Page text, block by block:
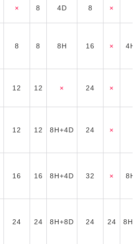
× 8 4D 8 ×
8 8 8H 16 ×
12 12 × 24 ×
12 12 8H+4D 24 ×
16 16 8H+4D 32 ×
24 24 8H+8D 24 24